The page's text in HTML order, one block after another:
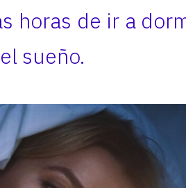
horas de ir a
sueño.